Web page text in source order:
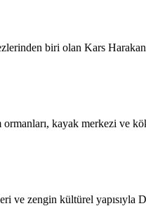
biri olan Kars
ormanları, kayak merkezi ve
ve zengin kültürel yapısıyla